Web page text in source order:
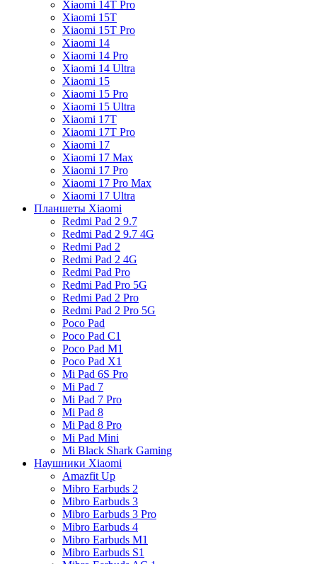
Xiaomi 14T Pro
Xiaomi 15T
Xiaomi 15T Pro
Xiaomi 14
Xiaomi 14 Pro
Xiaomi 14 Ultra
Xiaomi 15
Xiaomi 15 Pro
Xiaomi 15 Ultra
Xiaomi 17T
Xiaomi 17T Pro
Xiaomi 17
Xiaomi 17 Max
Xiaomi 17 Pro
Xiaomi 17 Pro Max
Xiaomi 17 Ultra
Планшеты Xiaomi
Redmi Pad 2 9.7
Redmi Pad 2 9.7 4G
Redmi Pad 2
Redmi Pad 2 4G
Redmi Pad Pro
Redmi Pad Pro 5G
Redmi Pad 2 Pro
Redmi Pad 2 Pro 5G
Poco Pad
Poco Pad C1
Poco Pad M1
Poco Pad X1
Mi Pad 6S Pro
Mi Pad 7
Mi Pad 7 Pro
Mi Pad 8
Mi Pad 8 Pro
Mi Pad Mini
Mi Black Shark Gaming
Наушники Xiaomi
Amazfit Up
Mibro Earbuds 2
Mibro Earbuds 3
Mibro Earbuds 3 Pro
Mibro Earbuds 4
Mibro Earbuds M1
Mibro Earbuds S1